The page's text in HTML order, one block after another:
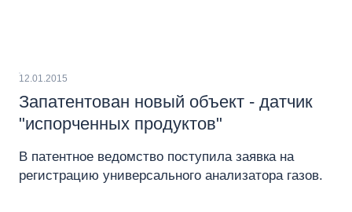
12.01.2015
Запатентован новый объект - датчик
"испорченных продуктов"
В патентное ведомство поступила заявка на
регистрацию универсального анализатора газов.